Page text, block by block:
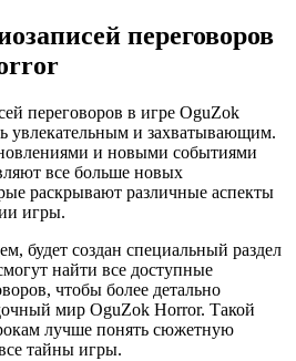
переговоров
переговоров в игре OguZok
увлекательным и захватывающим.
и новыми событиями
все больше новых
раскрывают различные аспекты
игры.
будет создан специальный раздел
найти все доступные
чтобы более детально
мир OguZok Horror. Такой
лучше понять сюжетную
тайны игры.